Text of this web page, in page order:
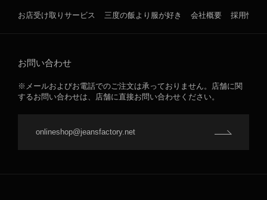
お店受け取りサービス 三度の飯より服が好き 会社概要 採用情報
お問い合わせ
※メールおよびお電話でのご注文は承っておりません。店舗に関
するお問い合わせは、店舗に直接お問い合わせください。
onlineshop@jeansfactory.net